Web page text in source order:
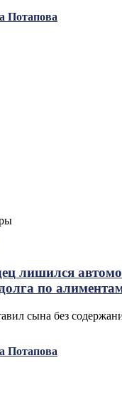
Потапова
лишился
по
сына без
Потапова